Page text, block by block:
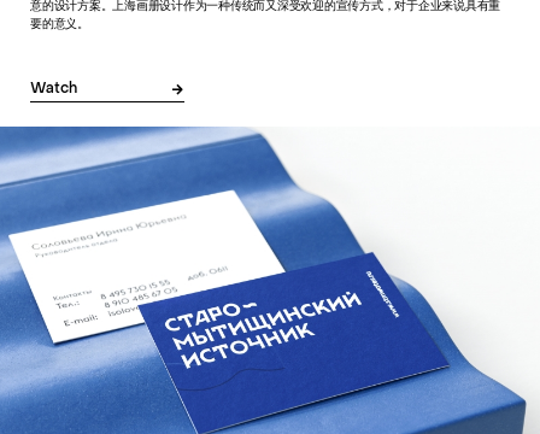
意的设计方案。上海画册设计作为一种传统而又深受欢迎的宣传方式，对于企业来说具有重
要的意义。
Watch